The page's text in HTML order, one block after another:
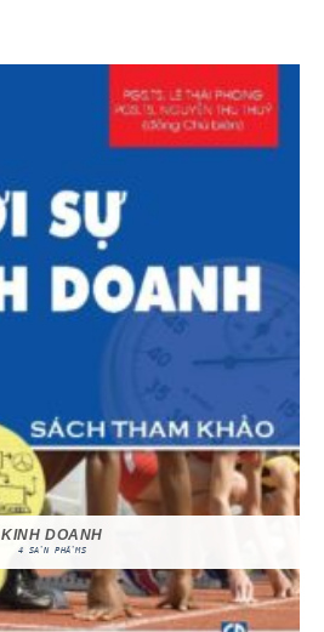
KINH DOANH
4 SẢN PHẨMS